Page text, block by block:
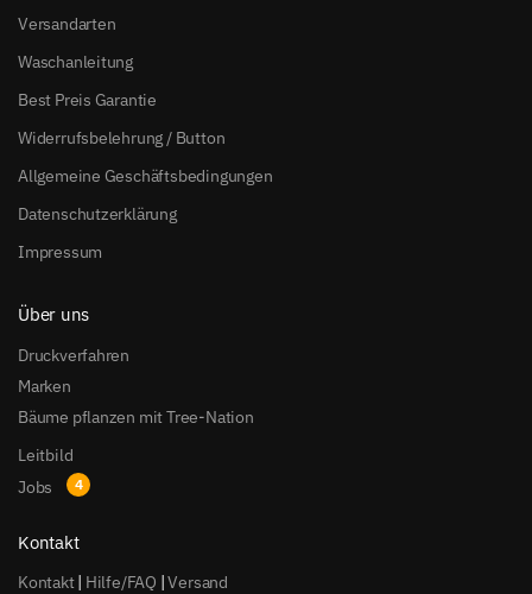
Versandarten
Waschanleitung
Best Preis Garantie
Widerrufsbelehrung / Button
Allgemeine Geschäftsbedingungen
Datenschutzerklärung
Impressum
Über uns
Druckverfahren
Marken
Bäume pflanzen mit Tree-Nation
Leitbild
Jobs
Kontakt
Kontakt| Hilfe/FAQ |Versand